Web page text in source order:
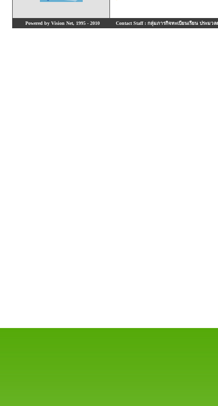
Powered by Vision Net, 1995 - 2010 Contact Staff : กลุ่มภารกิจทะเบียนเรียน ประมวล